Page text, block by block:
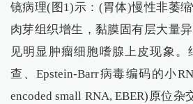
镜病理(图1)示：(胃体)慢性非萎
肉芽组织增生，黏膜固有层大量
见明显肿瘤细胞嗜腺上皮现象。
查、Epstein-Barr病毒编码的小
encoded small RNA, EBER)原位